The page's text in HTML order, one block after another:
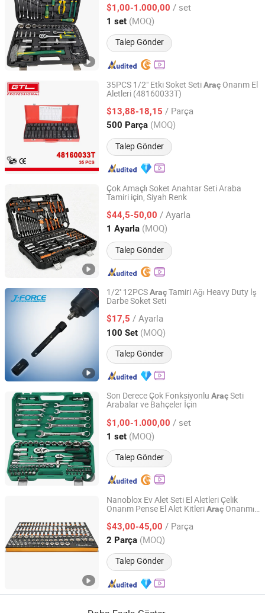
$1,00-1.000,00 / set
1 set (MOQ)
Talep Gönder
Zhejiang, China Fiyat 2025
35PCS 1/2" Etki Soket SetiAraç Onarım El
Aletleri (48160033T)
$13,88-18,15 / Parça
500 Parça (MOQ)
Talep Gönder
CHINA GTL TOOLS GROUP LTD.
Zhejiang, China Fiyat 2019
Çok Amaçlı Soket Anahtar Seti Araba
Tamiri için, Siyah Renk
$44,5-50,00 / Ayarla
1 Ayarla (MOQ)
Talep Gönder
Yuyao Yipin Tool Co., Ltd.
Zhejiang, China Fiyat 2026
1/2'' 12PCSAraçTamiri Ağı Heavy Duty İş
Darbe Soket Seti
$17,5 / Ayarla
100 Set (MOQ)
Talep Gönder
Shandong Jiexili Tools Manufacturing Co.,Ltd
Shandong, China Fiyat 2023
Son Derece Çok Fonksiyonlu AraçSeti
Arabalar ve Bahçeler İçin
$1,00-1.000,00 / set
1 set (MOQ)
Talep Gönder
Hangzhou Chongqin Tech Co., Ltd.
Zhejiang, China Fiyat 2025
Nanoblox Ev Alet Seti El Aletleri Çelik
Onarım Pense El Alet KitleriAraç Onarımı
$43,00-45,00 / Parça
2 Parça (MOQ)
Talep Gönder
Jiangsu Kinno Precision Technology Co., Ltd.
Jiangsu, China Fiyat 2025